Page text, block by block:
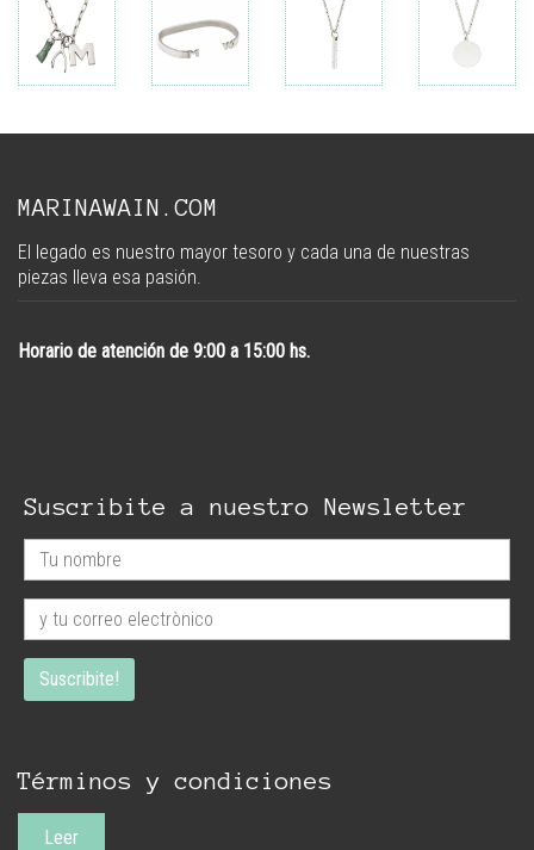
MARINAWAIN.COM
El legado es nuestro mayor tesoro y cada una de nuestras
piezas lleva esa pasión.
Horario de atención de 9:00 a 15:00 hs.
Suscribite a nuestro Newsletter
Términos y condiciones
Leer